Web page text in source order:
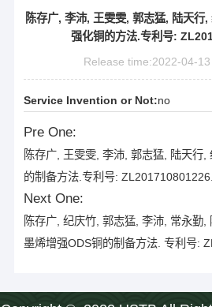
陈存广, 李沛, 王雯雯, 郭志猛, 陆天行
强化铜的方法.专利号:
Release time:2022-04-13
Service Invention or Not:no
Pre One:
陈存广, 王雯雯, 李沛, 郭志猛, 陆天行,
的制备方法.专利号:
Next One:
陈存广, 纪庆竹, 郭志猛, 李沛, 常永勤,
墨烯增强ODS铜的制备方法. 专利号: